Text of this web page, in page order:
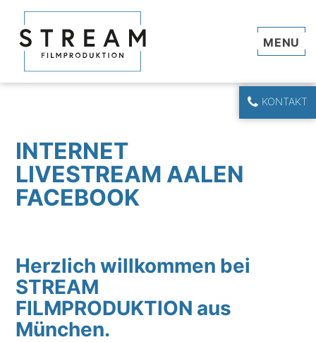
KONTAKT
INTERNET
LIVESTREAM AALEN
FACEBOOK
Herzlich willkommen bei
STREAM
FILMPRODUKTION aus
München.